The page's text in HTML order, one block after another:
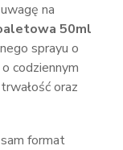
na
50ml
sprayu o
codziennym
oraz
format